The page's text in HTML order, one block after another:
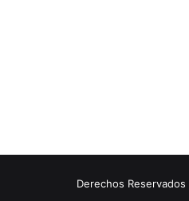
Derechos